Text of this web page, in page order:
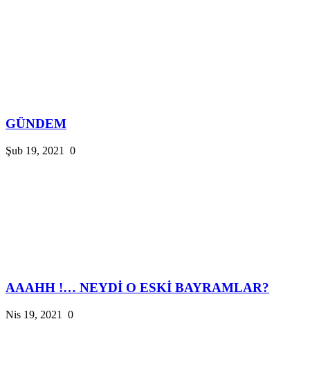
GÜNDEM
Şub 19, 2021 0
AAAHH !… NEYDİ O ESKİ BAYRAMLAR?
Nis 19, 2021 0